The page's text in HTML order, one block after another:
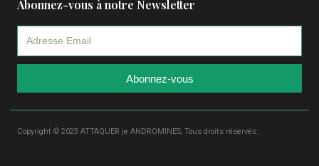
Abonnez-vous à notre Newsletter
Abonnez-vous
Copyright © 2023 ATTAQUER je ANDROMINES, Tous droits réservés.